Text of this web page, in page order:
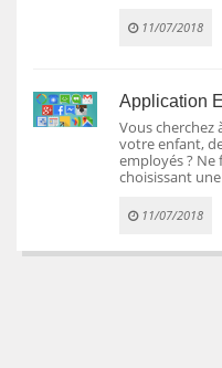
11/07/2018
Application
Vous cherchez
votre enfant,
employés ? Ne
choisissant
11/07/2018